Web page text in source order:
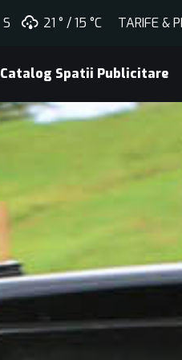
S 21 ° 15 °C TARIFE &
Catalog Spatii Publicitare